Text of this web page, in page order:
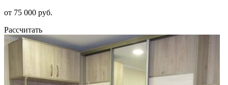
от 75 000 руб.
Рассчитать